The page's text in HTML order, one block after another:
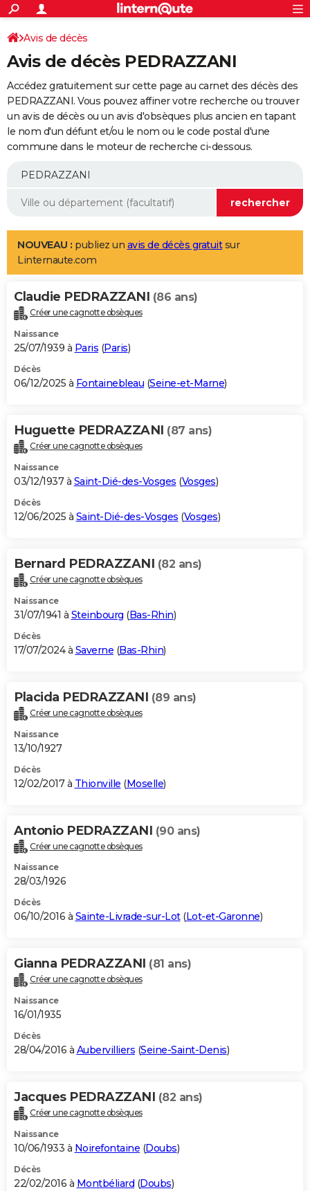
ACTUALITÉS
Politique
Société
Faits Divers
Education
Monde
Villes
+
SPORT
Coupe du monde 2026
Football
Tennis
Cyclisme
Rugby
Forum
Programme TV
TNT
Streaming
Cinéma
Sorties cinéma
Musique
+
FINANCE
Impôts
Immobilier
Risques naturels par ville
Banque
Assurance
Crédit
AUTO
Essais
Réserver un essai
Citadines
Berlines
SUV
Forum auto
+
Mobiles
Meilleur smartphone
Internet
Ordinateurs
Jeux vidéo
Guide high-tech
Aménagement intérieur
LIFESTYLE
Art de vivre
Bien-être
Loisirs
Mode
Modes de vie
Alimentation
Guide de la santé
Maladies
Médicaments
Sommeil
VOYAGE
Destinations
City break
Voyage nature
Voyage de noces
Forum
Climat
+PHOTO
GUIDES D'ACHAT
BONS PLANS
Carte de Noël
Carte Bonne année
Carte Saint-Valentin
Carte Pâques
Carte d'anniversaire
DICTIONNAIRE
Dictionnaire
Biographies
Citations
Expressions
Proverbes
PROGRAMME TV
S'inscrire
Se connecter
Lycées
Collèges
Primaires
Universités
Entreprises
Service militaire
Avis de recherche
AVIS DE DÉCÈS
Bricolage
Lifestyle
Culture
Sport
Auto
Television
Voyage
Cinema
Avis de décès
Avis de décès PEDRAZZANI
Accédez gratuitement sur cette page au carnet des décès des
PEDRAZZANI. Vous pouvez affiner votre recherche ou trouver
un avis de décès ou un avis d'obsèques plus ancien en tapant
le nom d'un défunt et/ou le nom ou le code postal d'une
commune dans le moteur de recherche ci-dessous.
NOUVEAU : publiez un avis de décès gratuitsur
Linternaute.com
Claudie PEDRAZZANI (86 ans)
Créer une cagnotte obsèques
Naissance
25/07/1939 à Paris (Paris)
Décès
06/12/2025 à Fontainebleau (Seine-et-Marne)
Huguette PEDRAZZANI (87 ans)
Créer une cagnotte obsèques
Naissance
03/12/1937 à Saint-Dié-des-Vosges (Vosges)
Décès
12/06/2025 à Saint-Dié-des-Vosges (Vosges)
Bernard PEDRAZZANI (82 ans)
Créer une cagnotte obsèques
Naissance
31/07/1941 à Steinbourg (Bas-Rhin)
Décès
17/07/2024 à Saverne (Bas-Rhin)
Placida PEDRAZZANI (89 ans)
Créer une cagnotte obsèques
Naissance
13/10/1927
Décès
12/02/2017 à Thionville (Moselle)
Antonio PEDRAZZANI (90 ans)
Créer une cagnotte obsèques
Naissance
28/03/1926
Décès
06/10/2016 à Sainte-Livrade-sur-Lot(Lot-et-Garonne)
Gianna PEDRAZZANI (81 ans)
Créer une cagnotte obsèques
Naissance
16/01/1935
Décès
28/04/2016 à Aubervilliers (Seine-Saint-Denis)
Jacques PEDRAZZANI (82 ans)
Créer une cagnotte obsèques
Naissance
10/06/1933 à Noirefontaine (Doubs)
Décès
22/02/2016 à Montbéliard (Doubs)